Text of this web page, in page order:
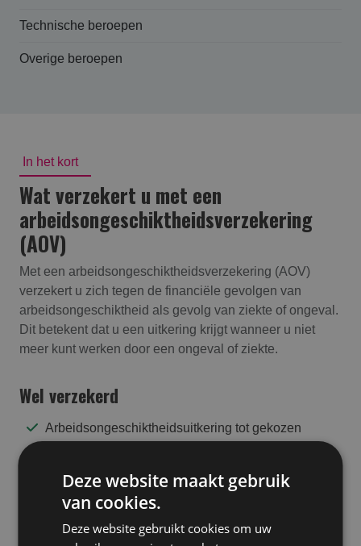
Technische beroepen
Overige beroepen
In het kort
Wat verzekert u met een
arbeidsongeschikt­heids­verzekering
(AOV)
Met een arbeidsongeschiktheidsverzekering (AOV)
verzekert u zich tegen de financiële gevolgen van
arbeidsongeschiktheid als gevolg van ziekte of ongeval.
Dit betekent dat u een uitkering krijgt wanneer u niet
meer kunt werken door een ongeval of ziekte.
Wel verzekerd
Arbeidsongeschiktheidsuitkering tot gekozen
Vergoeding re-integratiekosten
Preventiediensten ter voorkoming van
Deze website maakt gebruik
van cookies.
Deze website gebruikt cookies om uw